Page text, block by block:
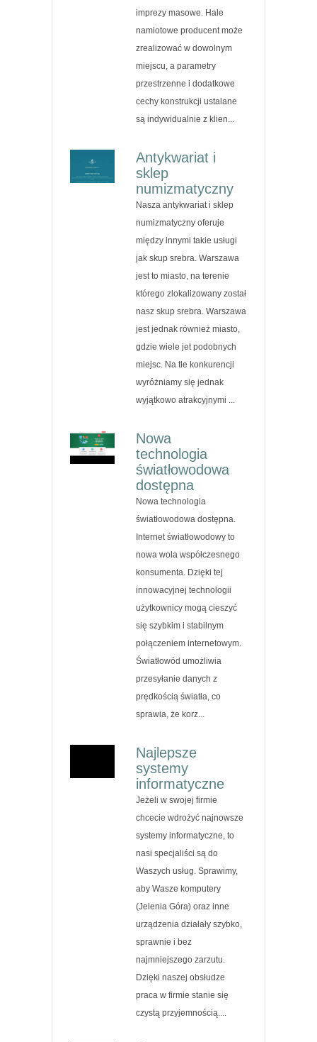
imprezy masowe. Hale
namiotowe producent może
zrealizować w dowolnym
miejscu, a parametry
przestrzenne i dodatkowe
cechy konstrukcji ustalane
są indywidualnie z klien...
Antykwariat i
sklep
numizmatyczny
Nasza antykwariat i sklep
numizmatyczny oferuje
między innymi takie usługi
jak skup srebra. Warszawa
jest to miasto, na terenie
którego zlokalizowany został
nasz skup srebra. Warszawa
jest jednak również miasto,
gdzie wiele jet podobnych
miejsc. Na tle konkurencji
wyróżniamy się jednak
wyjątkowo atrakcyjnymi ...
Nowa
technologia
światłowodowa
dostępna
Nowa technologia
światłowodowa dostępna.
Internet światłowodowy to
nowa wola współczesnego
konsumenta. Dzięki tej
innowacyjnej technologii
użytkownicy mogą cieszyć
się szybkim i stabilnym
połączeniem internetowym.
Światłowód umożliwia
przesyłanie danych z
prędkością światła, co
sprawia, że korz...
Najlepsze
systemy
informatyczne
Jeżeli w swojej firmie
chcecie wdrożyć najnowsze
systemy informatyczne, to
nasi specjaliści są do
Waszych usług. Sprawimy,
aby Wasze komputery
(Jelenia Góra) oraz inne
urządzenia działały szybko,
sprawnie i bez
najmniejszego zarzutu.
Dzięki naszej obsłudze
praca w firmie stanie się
czystą przyjemnością....